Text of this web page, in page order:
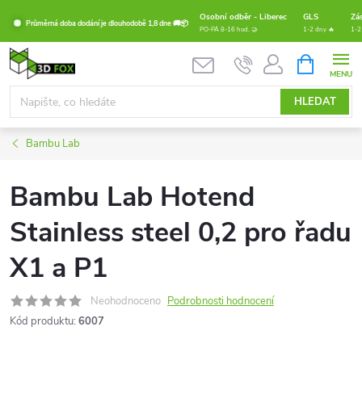
obsah
Průměrná doba dodání je dlouhodobě 1,8 dne 🚚📦
Osobní odběr - Liberec GLS
PO-PÁ 8-16 hod. 🤝 1-2 dny 🔥 1-
HLEDAT
NÁKUPNÍ
KOŠÍK
Bambu Lab
Bambu Lab Hotend
Stainless steel 0,2 pro řadu
X1 a P1
Neohodnoceno Podrobnosti hodnocení
Kód produktu: 6007